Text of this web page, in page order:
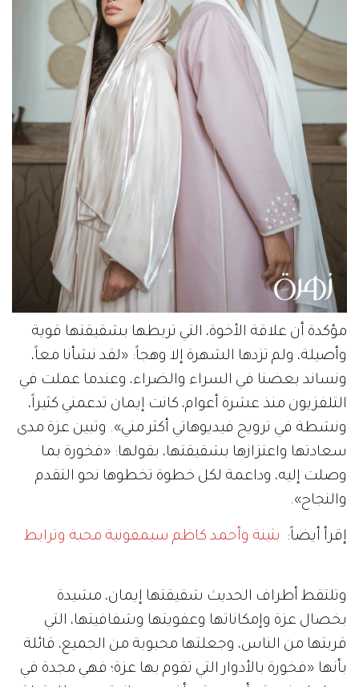
مؤكدة أن علاقة الأخوة، التي تربطها بشقيقتها قوية
وأصيلة، ولم تزدها الشهرة إلا وهجاً: «لقد نشأنا معاً،
ونساند بعضنا في السراء والضراء، وعندما عملت في
التلفزيون منذ عشرة أعوام، كانت إيمان تدعمني كثيراً،
ونشطة في ترويج فيديوهاتي أكثر مني». وتبين عزة مدى
سعادتها واعتزازها بشقيقتها، بقولها: «فخورة بما
وصلت إليه، وداعمة لكل خطوة تخطوها نحو التقدم
والنجاح».
إقرأ أيضاً: بثينة وأحمد كاظم سيمفونية محبة وترابط
وتلتقط أطراف الحديث شقيقتها إيمان، مشيدة
بخصال عزة وإمكاناتها وعفويتها وشفافيتها، التي
قربتها من الناس، وجعلتها محبوبة من الجميع، قائلة
بأنها «فخورة بالأدوار التي تقوم بها عزة؛ فهي مجدة في